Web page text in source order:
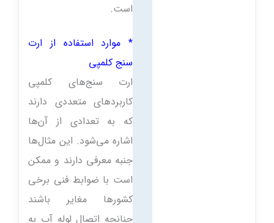
است.
* موارد استفاده از ارت
سنج کلمپی
ارت سنج‌های کلمپی
کاربردهای متعددی دارند
که به تعدادی از آن‌ها
اشاره می‌شود. این مثال‌ها
جنبه معرفی دارند و ممکن
است با ضوابط فنی برخی
کشورها مغایر باشند
چنانچه اتصال لوله آب به